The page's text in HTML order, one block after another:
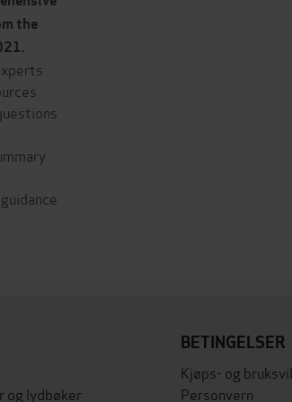
the
og lydbøker
BETINGELSER
Kjøps- og
Personvern